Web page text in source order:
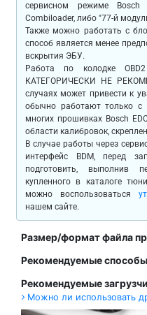
сервисном режиме
Combiloader, либо "77-й
Также можно работать с
способ является менее
вскрытия ЭБУ.
Работа по колодке OBD2
КАТЕГОРИЧЕСКИ НЕ
случаях может привести к
обычно работают только с
многих прошивках Bosch
области калибровок,
В случае работы через
интерфейс BDM, перед
подготовить, выполнив
купленного в каталоге
можно воспользоваться
нашем сайте.
Размер/формат файла
Рекомендуемые
Рекомендуемые
Можно ли использовать